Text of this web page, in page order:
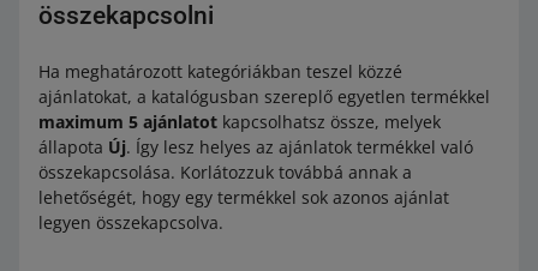
összekapcsolni
Ha meghatározott kategóriákban teszel közzé
ajánlatokat, a katalógusban szereplő egyetlen termékkel
maximum 5 ajánlatot kapcsolhatsz össze, melyek
állapota Új. Így lesz helyes az ajánlatok termékkel való
összekapcsolása. Korlátozzuk továbbá annak a
lehetőségét, hogy egy termékkel sok azonos ajánlat
legyen összekapcsolva.